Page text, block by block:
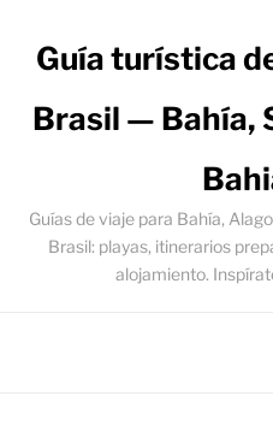
Guía turística
Brasil — Bahía,
Guías de viaje para Bahía,
Brasil: playas, itinerarios
alojamiento.